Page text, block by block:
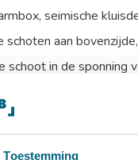
Toestemming
seimische
aan
schoot in de sponning
door mangaanstalen